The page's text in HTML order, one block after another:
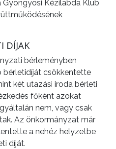
Gyöngyösi Kézilabda Klub
DÍJAK
bérleményben
csökkentette
két utazási iroda bérleti
főként azokat
nem, vagy csak
Az önkormányzat már
a nehéz helyzetbe
díját.